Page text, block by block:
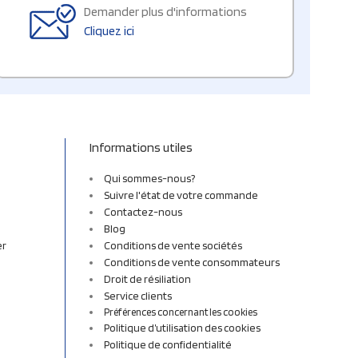
Demander plus d'informations
Cliquez ici
Informations utiles
Qui sommes-nous?
Suivre l'état de votre commande
Contactez-nous
Blog
Conditions de vente sociétés
Conditions de vente consommateurs
Droit de résiliation
Service clients
Préférences concernant les cookies
Politique d’utilisation des cookies
Politique de confidentialité